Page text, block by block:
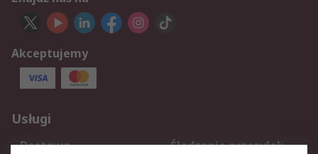
Akceptujemy
Usługi
Dostawa
Śledzenie przesyłek